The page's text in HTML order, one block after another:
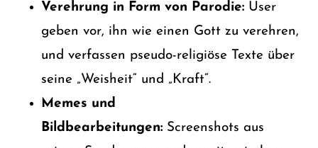
Verehrung in Form von Parodie:User
geben vor, ihn wie einen Gott zu verehren,
und verfassen pseudo-religiöse Texte über
seine „Weisheit“ und „Kraft“.
Memes und
Bildbearbeitungen:Screenshots aus